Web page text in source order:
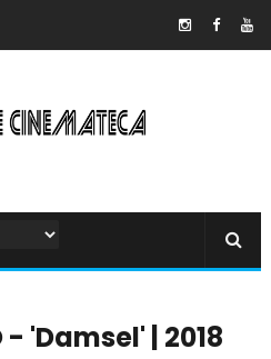
'Damsel' | 2018